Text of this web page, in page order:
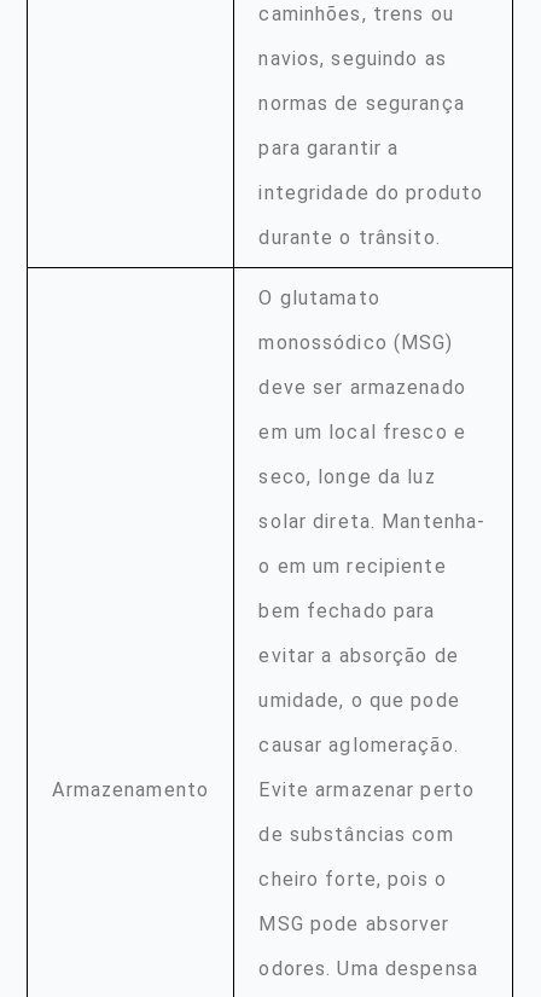
caminhões, trens ou
navios, seguindo as
normas de segurança
para garantir a
integridade do produto
durante o trânsito.
Armazenamento
O glutamato
monossódico (MSG)
deve ser armazenado
em um local fresco e
seco, longe da luz
solar direta. Mantenha-
o em um recipiente
bem fechado para
evitar a absorção de
umidade, o que pode
causar aglomeração.
Evite armazenar perto
de substâncias com
cheiro forte, pois o
MSG pode absorver
odores. Uma despensa